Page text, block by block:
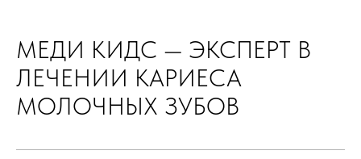
МЕДИ КИДС — ЭКСПЕРТ В
ЛЕЧЕНИИ КАРИЕСА
МОЛОЧНЫХ ЗУБОВ